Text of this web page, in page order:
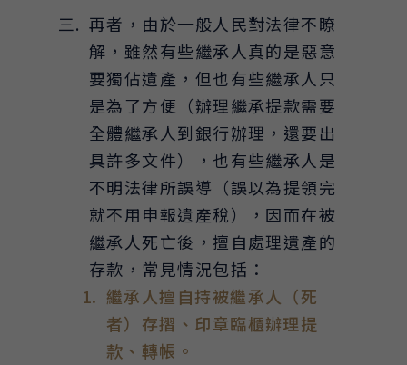
再者，由於一般人民對法律不瞭
解，雖然有些繼承人真的是惡意
要獨佔遺產，但也有些繼承人只
是為了方便（辦理繼承提款需要
全體繼承人到銀行辦理，還要出
具許多文件），也有些繼承人是
不明法律所誤導（誤以為提領完
就不用申報遺產稅），因而在被
繼承人死亡後，擅自處理遺產的
存款，常見情況包括：
繼承人擅自持被繼承人（死
者）存摺、印章臨櫃辦理提
款、轉帳。